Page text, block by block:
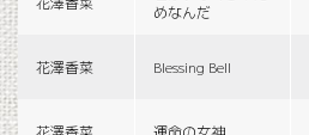
めなんだ
花澤香菜 Blessing Bell